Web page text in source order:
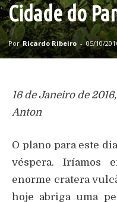
Cidade do
Por Ricardo Ribeiro - 05/10/
16 de Janeiro de
Anton
O plano para este
véspera. Iríamos
enorme cratera
hoje abriga uma